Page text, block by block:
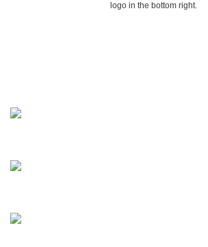
logo in the bottom right.